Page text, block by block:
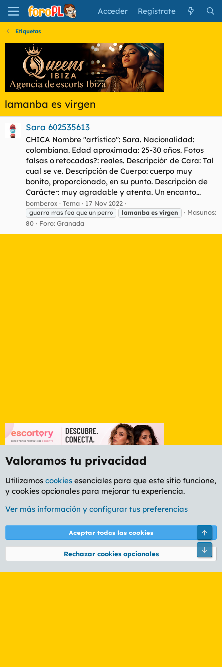
Acceder Regístrate
Etiquetas
lamanba es virgen
Sara 602535613
CHICA Nombre "artístico": Sara. Nacionalidad:
colombiana. Edad aproximada: 25-30 años. Fotos
falsas o retocadas?: reales. Descripción de Cara: Tal
cual se ve. Descripción de Cuerpo: cuerpo muy
bonito, proporcionado, en su punto. Descripción de
Carácter: muy agradable y atenta. Un encanto...
bomberox Tema 17 Nov 2022
guarra mas fea que un perro lamanba es virgen
Masunos:
80
Foro: Granada
Etiquetas
Cookies
PL OLDSTYLE AMARILLO
Términos y reglas Política de privacidad Ayuda
Community platform by XenForo® © 2010-2026 XenForo Ltd.
Valoramos tu privacidad
Utilizamos cookies esenciales para que este sitio funcione,
y cookies opcionales para mejorar tu experiencia.
Ver más información y configurar tus preferencias
Aceptar todas las cookies
Rechazar cookies opcionales
Pie